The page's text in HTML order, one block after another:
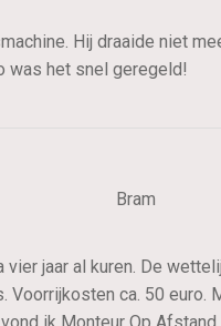
Hij draaide niet
was het snel geregeld!
Bram
jaar al kuren. De
Voorrijkosten ca. 50
ik Monteur Op